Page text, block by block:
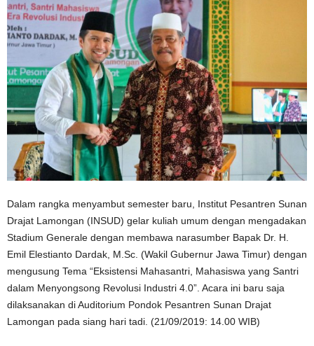
Dalam rangka menyambut semester baru, Institut Pesantren Sunan
Drajat Lamongan (INSUD) gelar kuliah umum dengan mengadakan
Stadium Generale dengan membawa narasumber Bapak Dr. H.
Emil Elestianto Dardak, M.Sc. (Wakil Gubernur Jawa Timur) dengan
mengusung Tema “Eksistensi Mahasantri, Mahasiswa yang Santri
dalam Menyongsong Revolusi Industri 4.0”. Acara ini baru saja
dilaksanakan di Auditorium Pondok Pesantren Sunan Drajat
Lamongan pada siang hari tadi. (21/09/2019: 14.00 WIB)